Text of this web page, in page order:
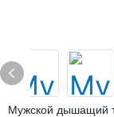
Мужской дышащий